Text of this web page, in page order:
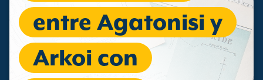
entre Agatonisi y
Arkoi con